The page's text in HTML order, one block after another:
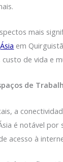
mais
Ásia em
de vida e
de
a
é notável por
acesso à